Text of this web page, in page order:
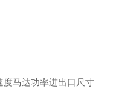
度马达功率进出口尺寸